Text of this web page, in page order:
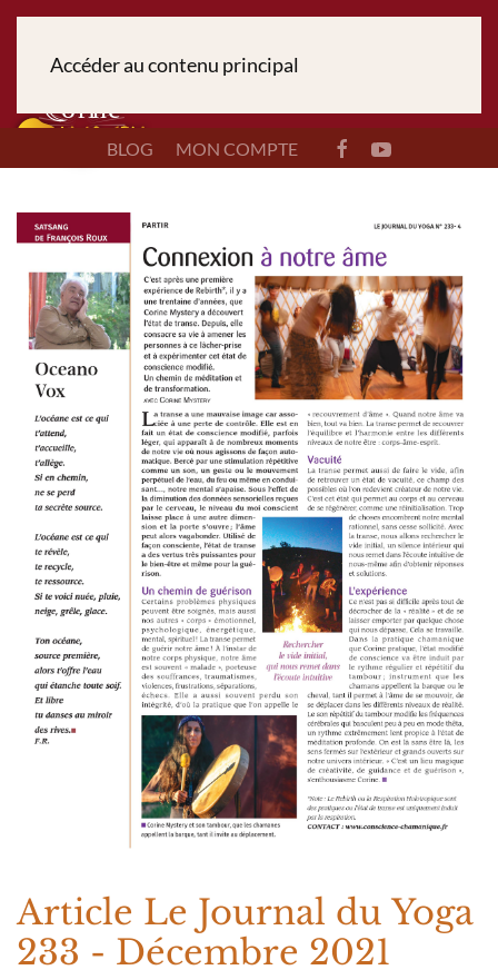
Accéder au contenu principal
BLOG MON COMPTE
Article Le Journal du Yoga
233 - Décembre 2021